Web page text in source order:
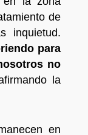
de
inquietud.
para
no
la
en